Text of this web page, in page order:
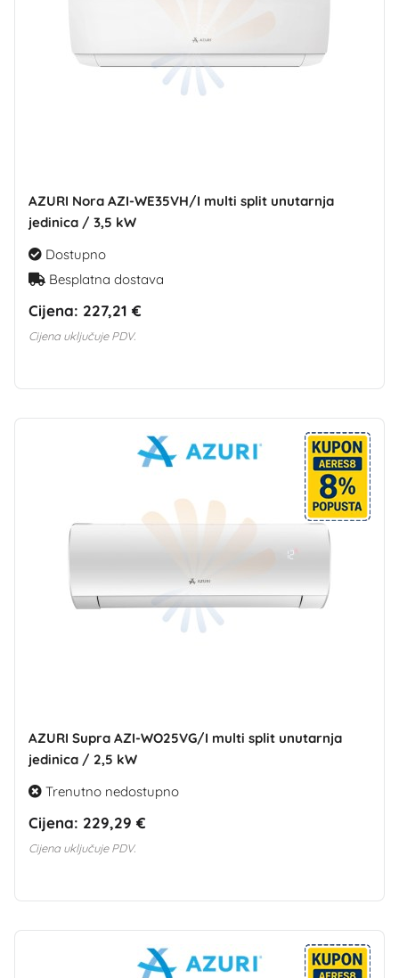
AZURI Nora AZI-WE35VH/I multi split unutarnja
jedinica / 3,5 kW
Dostupno
Besplatna dostava
Cijena: 227,21 €
Cijena uključuje PDV.
AZURI Supra AZI-WO25VG/I multi split unutarnja
jedinica / 2,5 kW
Trenutno nedostupno
Cijena: 229,29 €
Cijena uključuje PDV.